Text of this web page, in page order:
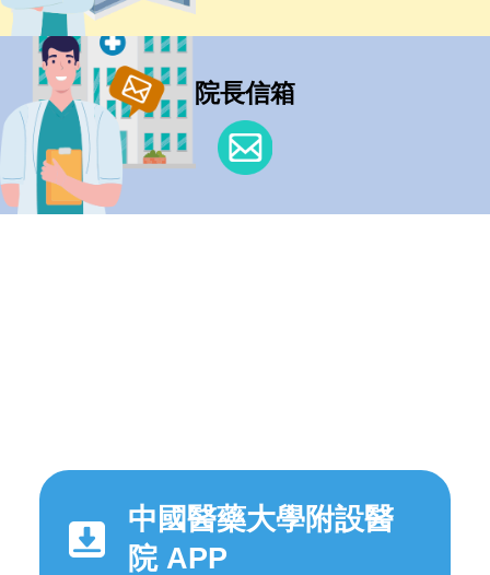
院長信箱
中國醫藥大學附設醫
院 APP